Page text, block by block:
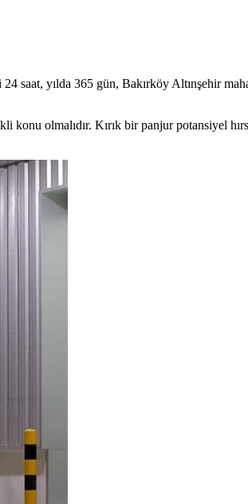
saat, yılda 365 gün, Bakırköy Altınşehir
konu olmalıdır. Kırık bir panjur potansiyel